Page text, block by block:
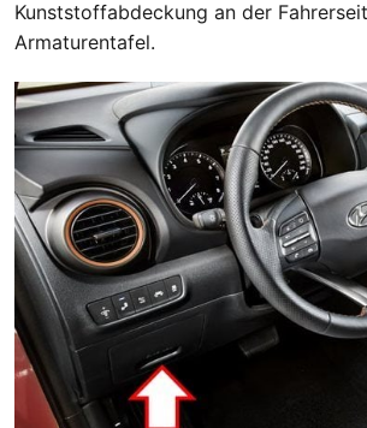
Kunststoffabdeckung an der
Armaturentafel.